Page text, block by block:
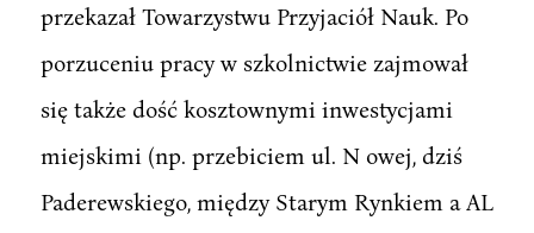
przekazał Towarzystwu Przyjaciół Nauk. Po
porzuceniu pracy w szkolnictwie zajmował
się także dość kosztownymi inwestycjami
miejskimi (np. przebiciem ul. N owej, dziś
Paderewskiego, między Starym Rynkiem a AL